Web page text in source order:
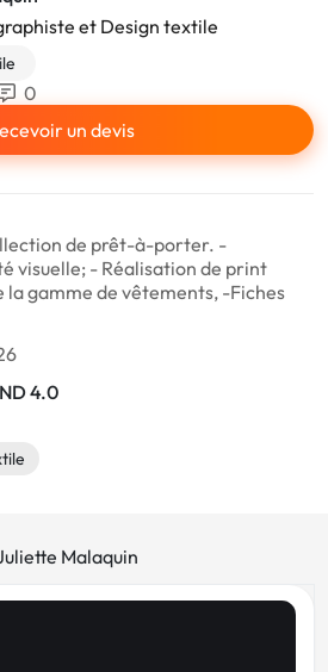
et Design textile
0
un devis
de prêt-à-porter. -
visuelle; - Réalisation de print
gamme de vêtements, -Fiches
4.0
Malaquin